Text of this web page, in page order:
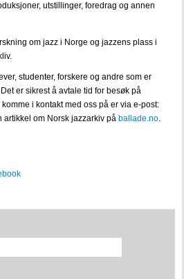
4-1960-1970
utstillinger, foredrag og annen
om jazz i Norge og jazzens plass i
studenter, forskere og andre som er
er sikrest å avtale tid for besøk på
i kontakt med oss på er via e-post:
artikkel om Norsk jazzarkiv på ballade.no.